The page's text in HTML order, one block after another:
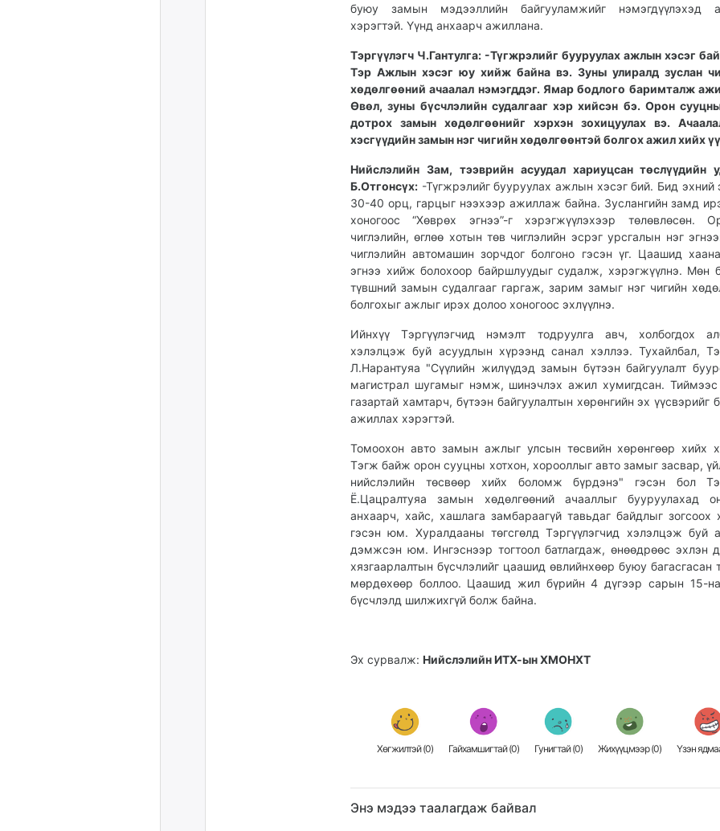
буюу замын мэдээллийн байгууламжийг нэмэгдүүлэхэд
хэрэгтэй. Үүнд анхаарч ажиллана.
Тэргүүлэгч Ч.Гантулга: -Түгжрэлийг бууруулах ажлын хэсэг
Тэр Ажлын хэсэг юу хийж байна вэ. Зуны улиралд зуслан
хөдөлгөөний ачаалал нэмэгддэг. Ямар бодлого баримталж
Өвөл, зуны бүсчлэлийн судалгааг хэр хийсэн бэ. Орон
дотрох замын хөдөлгөөнийг хэрхэн зохицуулах вэ.
хэсгүүдийн замын нэг чигийн хөдөлгөөнтэй болгох ажил хийх
Нийслэлийн Зам, тээврийн асуудал хариуцсан төслүүдийн
Б.Отгонсүх: -Түгжрэлийг бууруулах ажлын хэсэг бий. Бид эхний
30-40 орц, гарцыг нээхээр ажиллаж байна. Зуслангийн замд
хоногоос “Хөврөх эгнээ”-г хэрэгжүүлэхээр төлөвлөсөн.
чиглэлийн, өглөө хотын төв чиглэлийн эсрэг урсгалын нэг
чиглэлийн автомашин зорчдог болгоно гэсэн үг. Цаашид
эгнээ хийж болохоор байршлуудыг судалж, хэрэгжүүлнэ. Мөн
түвшний замын судалгааг гаргаж, зарим замыг нэг чигийн
болгохыг ажлыг ирэх долоо хоногоос эхлүүлнэ.
Ийнхүү Тэргүүлэгчид нэмэлт тодруулга авч, холбогдох
хэлэлцэж буй асуудлын хүрээнд санал хэллээ. Тухайлбал,
Л.Нарантуяа "Сүүлийн жилүүдэд замын бүтээн байгуулалт
магистрал шугамыг нэмж, шинэчлэх ажил хумигдсан. Тиймээс
газартай хамтарч, бүтээн байгуулалтын хөрөнгийн эх үүсвэрийг
ажиллах хэрэгтэй.
Томоохон авто замын ажлыг улсын төсвийн хөрөнгөөр хийх
Тэгж байж орон сууцны хотхон, хорооллыг авто замыг засвар,
нийслэлийн төсвөөр хийх боломж бүрдэнэ" гэсэн бол
Ё.Цацралтуяа замын хөдөлгөөний ачааллыг бууруулахад
анхаарч, хайс, хашлага замбараагүй тавьдаг байдлыг зогсоох
гэсэн юм. Хуралдааны төгсгөлд Тэргүүлэгчид хэлэлцэж буй
дэмжсэн юм. Ингэснээр тогтоол батлагдаж, өнөөдрөөс эхлэн
хязгаарлалтын бүсчлэлийг цаашид өвлийнхөөр буюу багасгасан
мөрдөхөөр боллоо. Цаашид жил бүрийн 4 дүгээр сарын 15-
бүсчлэлд шилжихгүй болж байна.
Эх сурвалж: Нийслэлийн ИТХ-ын ХМОНХТ
Хөгжилтэй (0) Гайхамшигтай (0) Гунигтай (0) Жихүүцмээр (0) Үзэн
Энэ мэдээ таалагдаж байвал